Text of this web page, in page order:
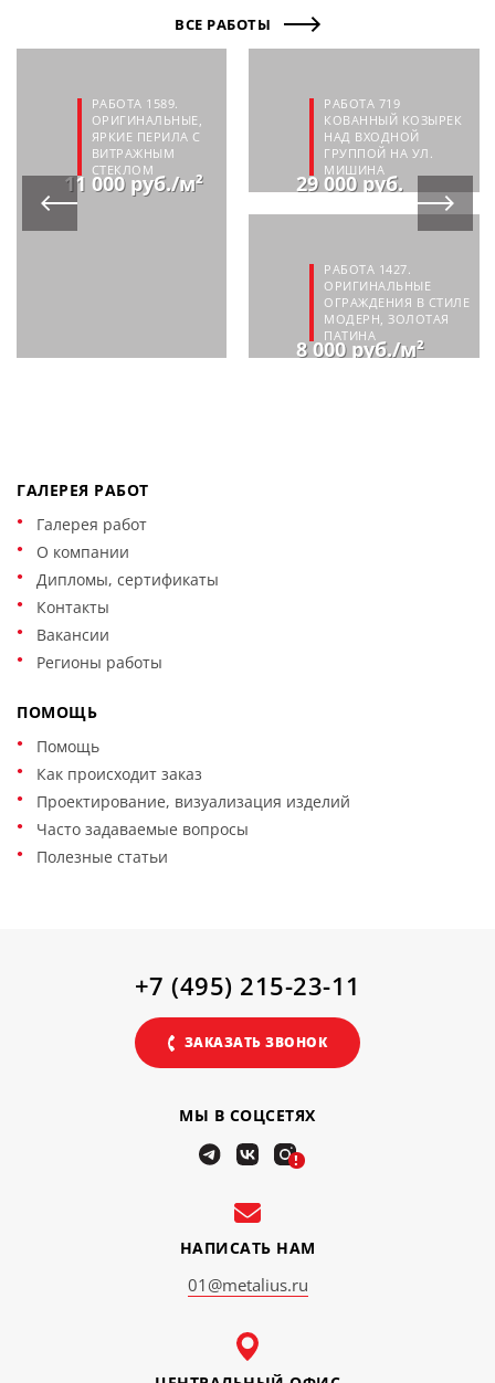
ВСЕ РАБОТЫ
РАБОТА 1589.
ОРИГИНАЛЬНЫЕ,
ЯРКИЕ ПЕРИЛА С
ВИТРАЖНЫМ
СТЕКЛОМ
11 000 руб./м²
РАБОТА 719
КОВАННЫЙ КОЗЫРЕК
НАД ВХОДНОЙ
ГРУППОЙ НА УЛ.
МИШИНА
29 000 руб.
РАБОТА 1427.
ОРИГИНАЛЬНЫЕ
ОГРАЖДЕНИЯ В СТИЛЕ
МОДЕРН, ЗОЛОТАЯ
ПАТИНА
8 000 руб./м²
ГАЛЕРЕЯ РАБОТ
Галерея работ
О компании
Дипломы, сертификаты
Контакты
Вакансии
Регионы работы
ПОМОЩЬ
Помощь
Как происходит заказ
Проектирование, визуализация изделий
Часто задаваемые вопросы
Полезные статьи
НАПИСАТЬ НАМ
01@metalius.ru
МЫ В СОЦСЕТЯХ
!
+7 (495) 215-23-11
ЗАКАЗАТЬ ЗВОНОК